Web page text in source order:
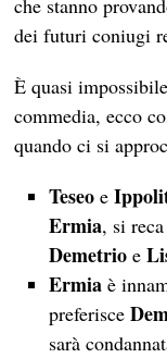
che stanno
dei futuri coniugi
È quasi
commedia, ecco
quando ci si
Teseoe
Ermia, si
Demetrio e
Ermia è
preferisce
sarà